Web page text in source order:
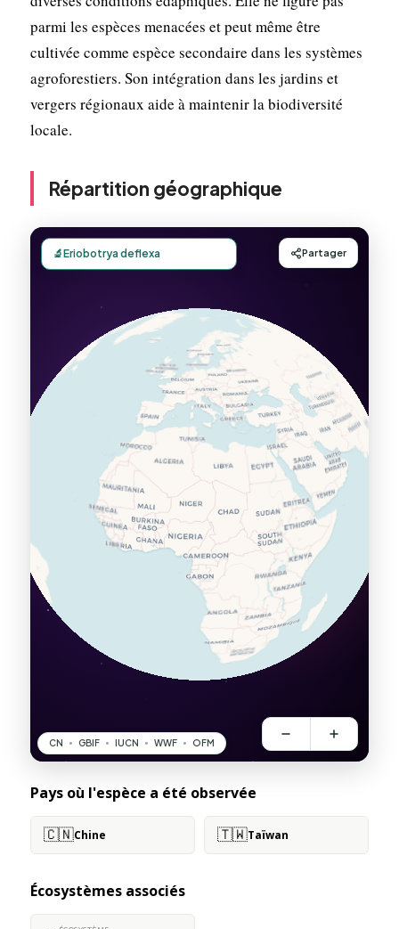
parmi les espèces menacées et peut même être
cultivée comme espèce secondaire dans les systèmes
agroforestiers. Son intégration dans les jardins et
vergers régionaux aide à maintenir la biodiversité
locale.
Répartition géographique
Pays où l'espèce a été observée
🇨🇳Chine 🇹🇼Taïwan
Écosystèmes associés